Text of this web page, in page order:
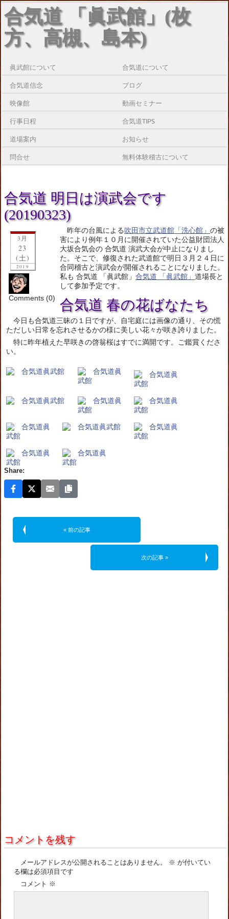
合気道 「眞武館」(枚
方、高槻、島本)
眞武館について 合気道について
合気道信念 ブログ
映像館 動画セミナー
行事日程 合気道TIPS
道場案内 お知らせ
問合せ 無料体験稽古について
合気道 明日は演武会です
(20190323)
3月
23
(土)
2019
Comments (0)
昨年の台風による吹田市立武道館「洗心館」 の被
害により例年１０月に開催されていた公益財団法人
大坂合気会の 合気道 演武大会が中止になりまし
た。そこで、修復された武道館で明日３月２４日に
合同稽古と演武会が開催されることになりました。
私も 合気道 「眞武館」 合気道 「眞武館」 道場長と
して参加予定です。
合気道 春の花ばなたち
今日も合気道三昧の１日ですが、自宅庭には画像の通り、その慌
ただしい日常を忘れさせるかの様に美しい花々が咲き誇りました。
特に昨年植えた早咲きの啓翁桜はすでに満開です。ご鑑賞くださ
い。
Share:
« 前の記事
次の記事 »
コメントを残す
メールアドレスが公開されることはありません。 ※ が付いてい
る欄は必須項目です
コメント ※